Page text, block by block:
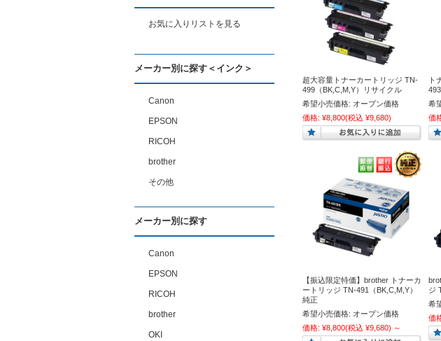
超大容量トナーカートリッジ TN-
499（BK,C,M,Y）リサイクル
希望小売価格: オープン価格
価格: ¥8,800(税込 ¥9,680)
ト
希
価
【振込限定特価】brother トナーカ
ートリッジ TN-491（BK,C,M,Y）
純正
希望小売価格: オープン価格
価格: ¥8,800(税込 ¥9,680) ～
ジ
希
価
お気に入りリストを見る
メーカー別に探す＜インク＞
Canon
EPSON
RICOH
brother
その他
メーカー別に探す
Canon
EPSON
RICOH
brother
OKI